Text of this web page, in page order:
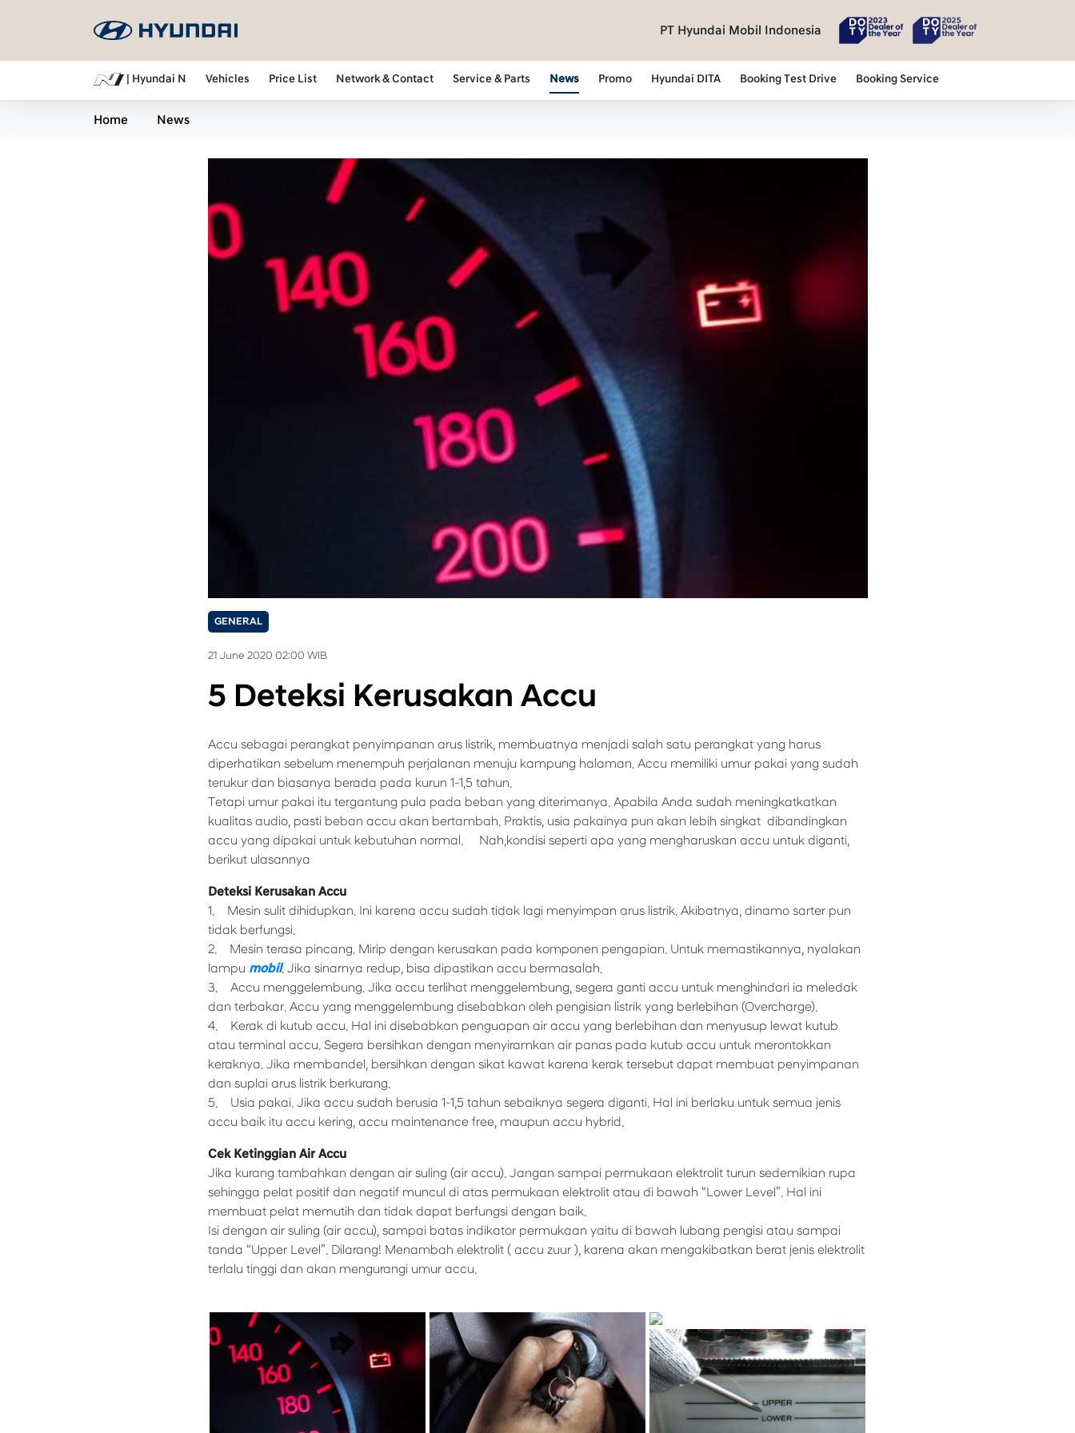
PT Hyundai Mobil Indonesia
| Hyundai N Vehicles Price List Network & Contact Service & Parts News Promo Hyundai DITA Booking Test Drive Booking Service
Home News
GENERAL
21 June 2020 02:00 WIB
5 Deteksi Kerusakan Accu
Accu sebagai perangkat penyimpanan arus listrik, membuatnya menjadi salah satu perangkat yang harus
diperhatikan sebelum menempuh perjalanan menuju kampung halaman. Accu memiliki umur pakai yang sudah
terukur dan biasanya berada pada kurun 1-1,5 tahun.
Tetapi umur pakai itu tergantung pula pada beban yang diterimanya. Apabila Anda sudah meningkatkatkan
kualitas audio, pasti beban accu akan bertambah. Praktis, usia pakainya pun akan lebih singkat dibandingkan
accu yang dipakai untuk kebutuhan normal. Nah,kondisi seperti apa yang mengharuskan accu untuk diganti,
berikut ulasannya
Deteksi Kerusakan Accu
1. Mesin sulit dihidupkan. Ini karena accu sudah tidak lagi menyimpan arus listrik. Akibatnya, dinamo sarter pun
tidak berfungsi.
2. Mesin terasa pincang. Mirip dengan kerusakan pada komponen pengapian. Untuk memastikannya, nyalakan
lampu mobil. Jika sinarnya redup, bisa dipastikan accu bermasalah.
3. Accu menggelembung. Jika accu terlihat menggelembung, segera ganti accu untuk menghindari ia meledak
dan terbakar. Accu yang menggelembung disebabkan oleh pengisian listrik yang berlebihan (Overcharge).
4. Kerak di kutub accu. Hal ini disebabkan penguapan air accu yang berlebihan dan menyusup lewat kutub
atau terminal accu. Segera bersihkan dengan menyiramkan air panas pada kutub accu untuk merontokkan
keraknya. Jika membandel, bersihkan dengan sikat kawat karena kerak tersebut dapat membuat penyimpanan
dan suplai arus listrik berkurang.
5. Usia pakai. Jika accu sudah berusia 1-1,5 tahun sebaiknya segera diganti. Hal ini berlaku untuk semua jenis
accu baik itu accu kering, accu maintenance free, maupun accu hybrid.
Cek Ketinggian Air Accu
Jika kurang tambahkan dengan air suling (air accu). Jangan sampai permukaan elektrolit turun sedemikian rupa
sehingga pelat positif dan negatif muncul di atas permukaan elektrolit atau di bawah “Lower Level”. Hal ini
membuat pelat memutih dan tidak dapat berfungsi dengan baik.
Isi dengan air suling (air accu), sampai batas indikator permukaan yaitu di bawah lubang pengisi atau sampai
tanda “Upper Level”. Dilarang! Menambah elektrolit ( accu zuur ), karena akan mengakibatkan berat jenis elektrolit
terlalu tinggi dan akan mengurangi umur accu.